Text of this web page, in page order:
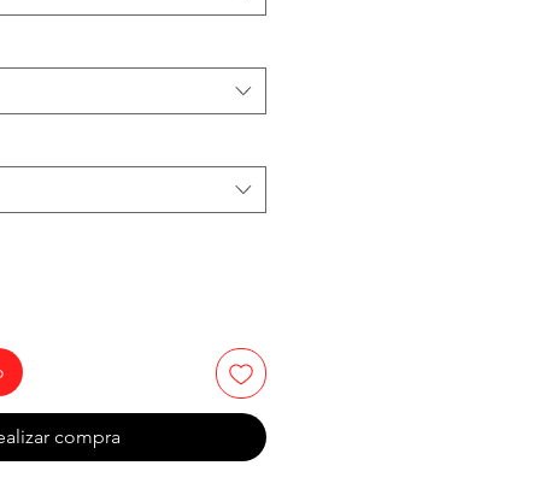
compra